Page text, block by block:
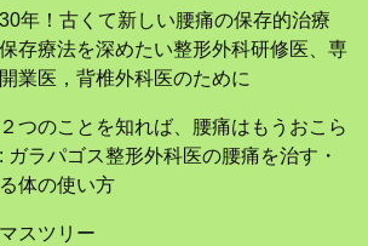
年！古くて新しい腰痛の保存的治療
存療法を深めたい整形外科研修医、専
業医，背椎外科医のために
つのことを知れば、腰痛はもうおこら
ガラパゴス整形外科医の腰痛を治す・
体の使い方
スツリー